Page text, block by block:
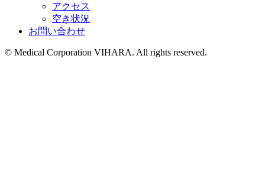
アクセス
空き状況
お問い合わせ
©︎ Medical Corporation VIHARA. All rights reserved.